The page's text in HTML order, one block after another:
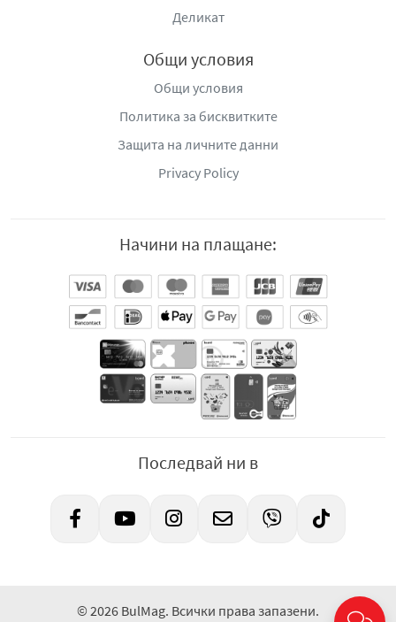
Деликат
Общи условия
Общи условия
Политика за бисквитките
Защита на личните данни
Privacy Policy
Начини на плащане:
Последвай ни в
© 2026 BulMag. Всички права запазени.